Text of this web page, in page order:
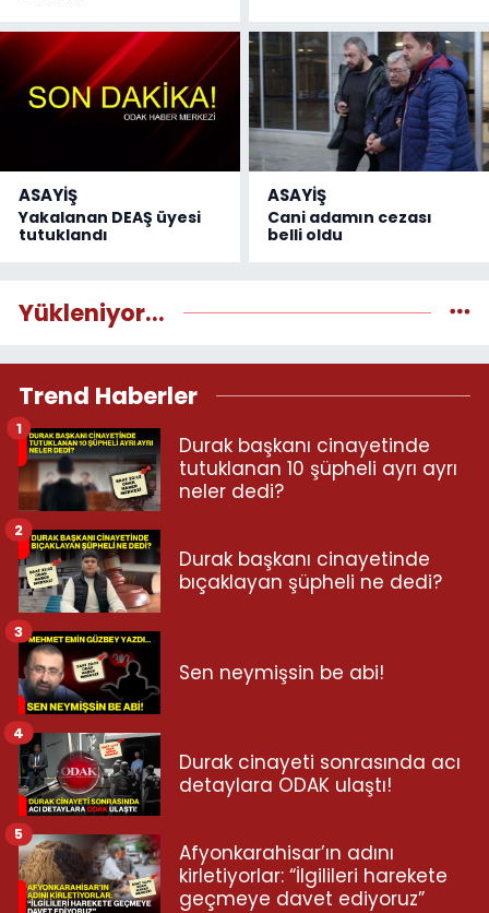
ASAYİŞ
Yakalanan DEAŞ üyesi
tutuklandı
ASAYİŞ
Cani adamın cezası
belli oldu
Yükleniyor...
Trend Haberler
Durak başkanı cinayetinde
tutuklanan 10 şüpheli ayrı ayrı
neler dedi?
1
Durak başkanı cinayetinde
bıçaklayan şüpheli ne dedi?
2
Sen neymişsin be abi!
3
Durak cinayeti sonrasında acı
detaylara ODAK ulaştı!
4
Afyonkarahisar’ın adını
kirletiyorlar: “İlgilileri harekete
geçmeye davet ediyoruz”
5